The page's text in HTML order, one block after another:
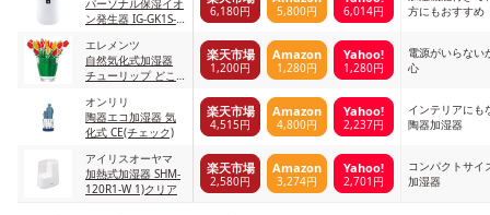
パーソナル保湿イオ
ン発生器 IG-GK1S-W
付き)
6,180円 5,800円 6,014円
方にもおすすめ
エレメンツ
自然気化式加湿器
チューリップ どこ
チューリップ
楽天市場
1,200円
Amazon
1,280円
Yahoo!
1,280円
電源がいらない
心
オンリリ
陶器エコ加湿器 気
化式 CE(チェック)
楽天市場
4,515円
Amazon
4,800円
Yahoo!
2,237円
インテリアにも
陶器加湿器
アイリスオーヤマ
加熱式加湿器 SHM-
120R1-W 1)クリア
楽天市場
2,580円
Amazon
3,274円
Yahoo!
2,701円
コンパクトサイ
加湿器